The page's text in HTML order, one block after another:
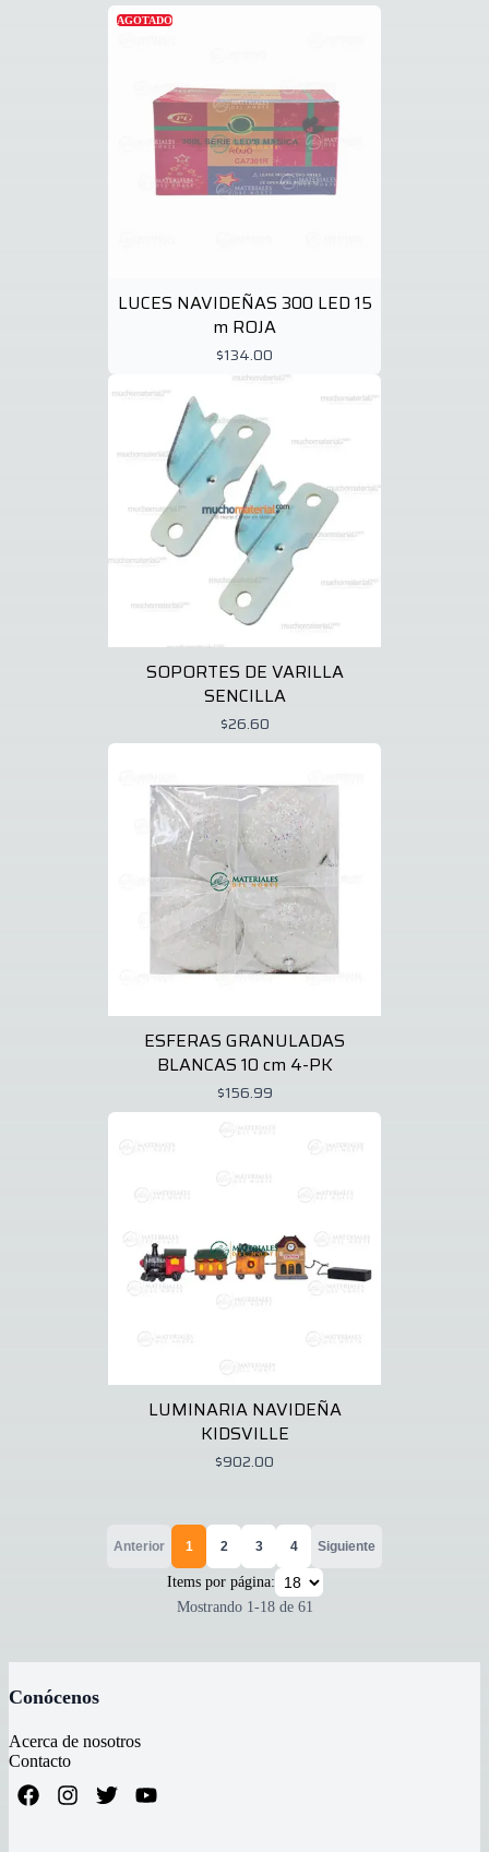
AGOTADO
LUCES NAVIDEÑAS 300 LED 15
m ROJA
$134.00
SOPORTES DE VARILLA
SENCILLA
$26.60
ESFERAS GRANULADAS
BLANCAS 10 cm 4-PK
$156.99
LUMINARIA NAVIDEÑA
KIDSVILLE
$902.00
Anterior 1 2 3 4 Siguiente
Items por página:
Mostrando 1-18de 61
Conócenos
Acerca de nosotros
Contacto